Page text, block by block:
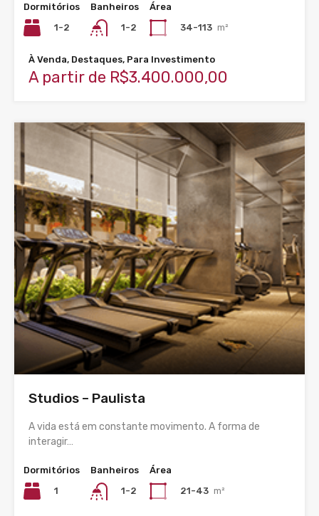
Dormitórios
1-2
Banheiros
1-2
Área
34-113 m²
À Venda, Destaques, Para Investimento
A partir de R$3.400.000,00
Studios – Paulista
A vida está em constante movimento. A forma de
interagir…
Dormitórios
1
Banheiros
1-2
Área
21-43 m²